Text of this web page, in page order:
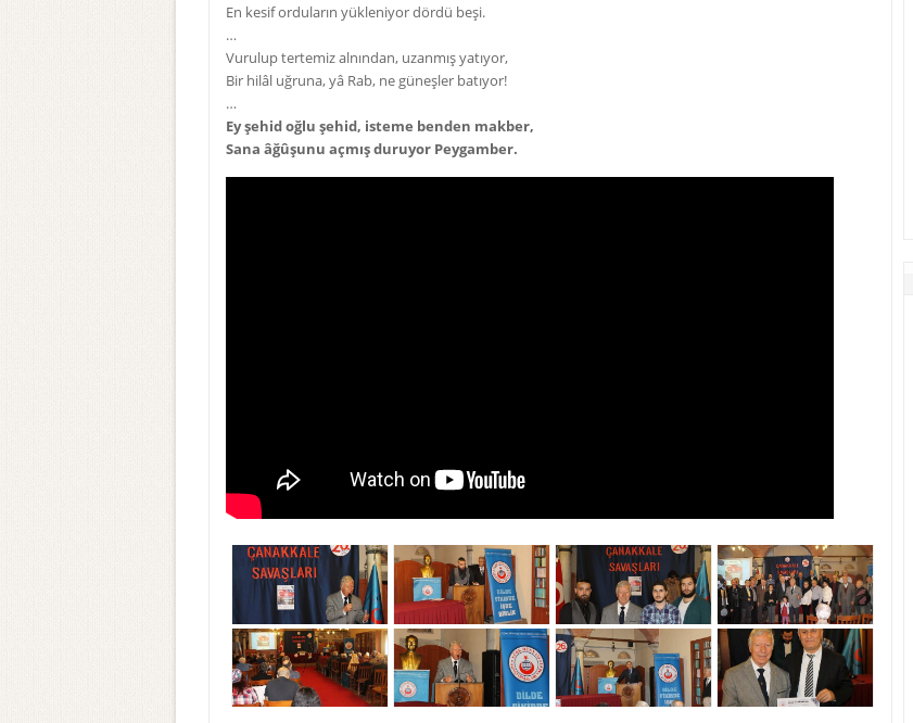
En kesif orduların yükleniyor dördü beşi.
…
Vurulup tertemiz alnından, uzanmış yatıyor,
Bir hilâl uğruna, yâ Rab, ne güneşler batıyor!
…
Ey şehid oğlu şehid, isteme benden makber,
Sana âğûşunu açmış duruyor Peygamber.